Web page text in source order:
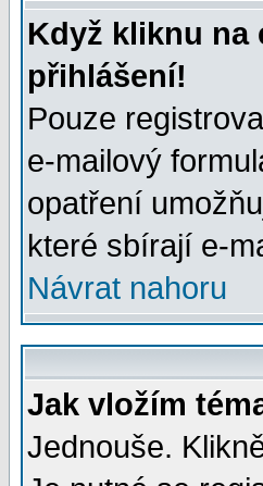
Když kliknu na
přihlášení!
Pouze
e-mailový
opatření
které sbírají e-
Návrat nahoru
Jak vložím
Jednouše.